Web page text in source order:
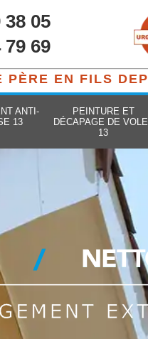
38 05
79 69
PÈRE EN FILS
ANTI-
13
PEINTURE ET
DÉCAPAGE DE
13